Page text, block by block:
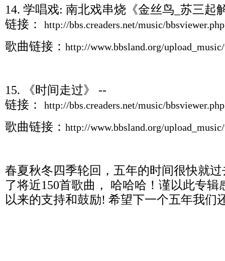
14. 学唱戏: 南北戏串烧《金丝鸟_苏三起
链接： http://bbs.creaders.net/music/
歌曲链接： http://www.bbsland.org/
15. 《时间走过》 --
链接： http://bbs.creaders.net/music/
歌曲链接： http://www.bbsland.org/
春夏秋冬四季轮回，五年的时间很快就
了将近150首歌曲， 哈哈哈！谨以此专
以来的支持和鼓励! 希望下一个五年我们